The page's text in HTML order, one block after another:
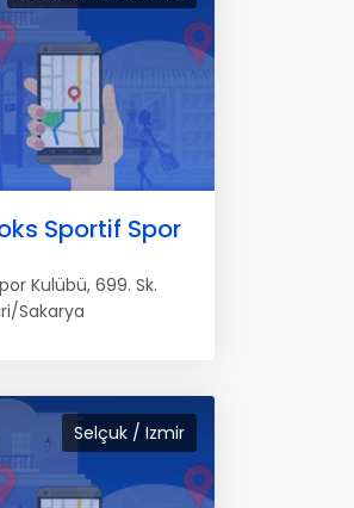
Sportif Spor
Kulübü, 699. Sk.
Sakarya
Selçuk / Izmir